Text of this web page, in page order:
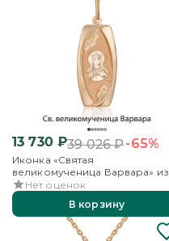
13 730₽39 026₽-65%
Иконка «Святая
великомученица Варвара» из
красного золота
Нет оценок
В корзину